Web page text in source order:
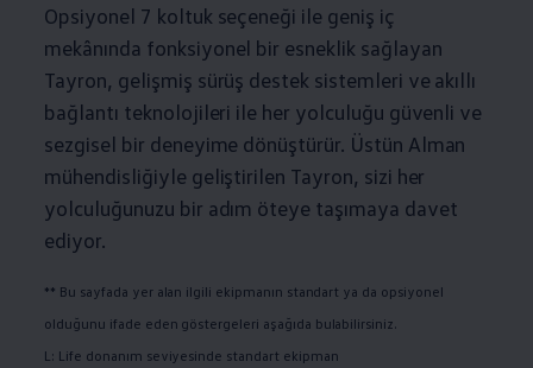
Opsiyonel 7 koltuk seçeneği ile geniş iç
mekânında fonksiyonel bir esneklik sağlayan
Tayron, gelişmiş sürüş destek sistemleri ve akıllı
bağlantı teknolojileri ile her yolculuğu güvenli ve
sezgisel bir deneyime dönüştürür. Üstün Alman
mühendisliğiyle geliştirilen Tayron, sizi her
yolculuğunuzu bir adım öteye taşımaya davet
ediyor.
** Bu sayfada yer alan ilgili ekipmanın standart ya da opsiyonel
olduğunu ifade eden göstergeleri aşağıda bulabilirsiniz.
L: Life donanım seviyesinde standart ekipman